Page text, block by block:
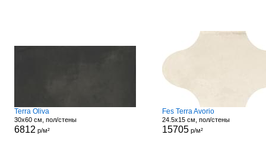
Terra Oliva
30x60 см, пол/стены
6812 р/м²
Fes Terra Avorio
24.5x15 см, пол/стены
15705р/м²